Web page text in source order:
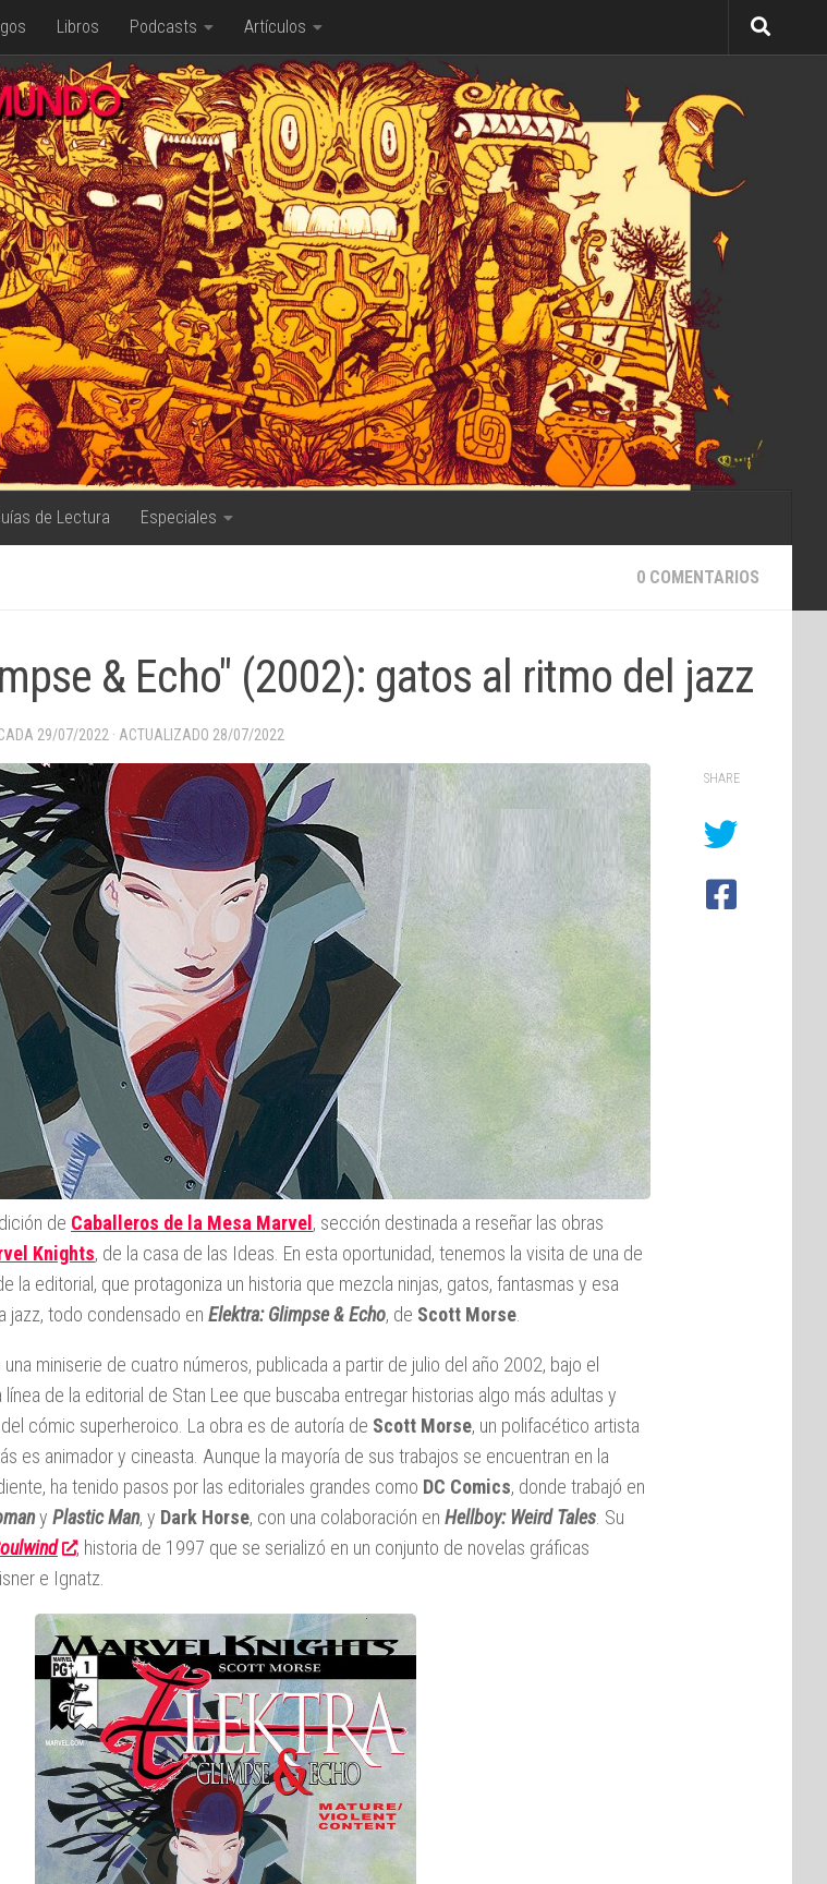
Libros Podcasts Artículos
de Lectura Especiales
0 COMENTARIOS
& Echo" (2002): gatos al ritmo del jazz
29/07/2022 · ACTUALIZADO 28/07/2022
de Caballeros de la Mesa Marvel , sección destinada a reseñar las obras
Knights, de la casa de las Ideas. En esta oportunidad, tenemos la visita de una de
la editorial, que protagoniza un historia que mezcla ninjas, gatos, fantasmas y esa
jazz, todo condensado en Elektra: Glimpse & Echo, de Scott Morse
una miniserie de cuatro números, publicada a partir de julio del año 2002, bajo el
línea de la editorial de Stan Lee que buscaba entregar historias algo más adultas y
cómic superheroico. La obra es de autoría de Scott Morse, un polifacético artista
es animador y cineasta. Aunque la mayoría de sus trabajos se encuentran en la
ha tenido pasos por las editoriales grandes como DC Comics, donde trabajó en
y Plastic Man, y Dark Horse, con una colaboración en Hellboy: Weird Tales . Su
, historia de 1997 que se serializó en un conjunto de novelas gráficas
e Ignatz.
SHARE